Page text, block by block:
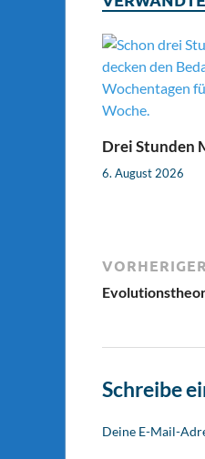
Drei Stunden
6. August 2026
Schreibe
Deine E-Mail-